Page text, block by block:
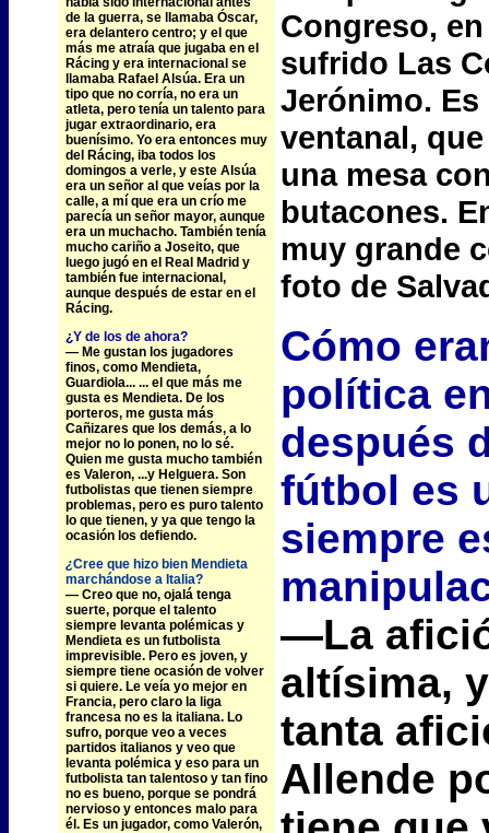
de la guerra, se llamaba Óscar,
era delantero centro; y el que
más me atraía que jugaba en el
Rácing y era internacional se
llamaba Rafael Alsúa. Era un
tipo que no corría, no era un
atleta, pero tenía un talento para
jugar extraordinario, era
buenísimo. Yo era entonces muy
del Rácing, iba todos los
domingos a verle, y este Alsúa
era un señor al que veías por la
calle, a mí que era un crío me
parecía un señor mayor, aunque
era un muchacho. También tenía
mucho cariño a Joseito, que
luego jugó en el Real Madrid y
también fue internacional,
aunque después de estar en el
Rácing.
¿Y de los de ahora?
— Me gustan los jugadores
finos, como Mendieta,
Guardiola... ... el que más me
gusta es Mendieta. De los
porteros, me gusta más
Cañizares que los demás, a lo
mejor no lo ponen, no lo sé.
Quien me gusta mucho también
es Valeron, ...y Helguera. Son
futbolistas que tienen siempre
problemas, pero es puro talento
lo que tienen, y ya que tengo la
ocasión los defiendo.
¿Cree que hizo bien Mendieta
marchándose a Italia?
— Creo que no, ojalá tenga
suerte, porque el talento
siempre levanta polémicas y
Mendieta es un futbolista
imprevisible. Pero es joven, y
siempre tiene ocasión de volver
si quiere. Le veía yo mejor en
Francia, pero claro la liga
francesa no es la italiana. Lo
sufro, porque veo a veces
partidos italianos y veo que
levanta polémica y eso para un
futbolista tan talentoso y tan fino
no es bueno, porque se pondrá
nervioso y entonces malo para
él. Es un jugador, como Valerón,
Congreso,
sufrido Las
Jerónimo.
ventanal,
una mesa
butacones.
muy grande
foto de
Cómo
política
después
fútbol es
siempre
—La
altísima,
tanta
Allende